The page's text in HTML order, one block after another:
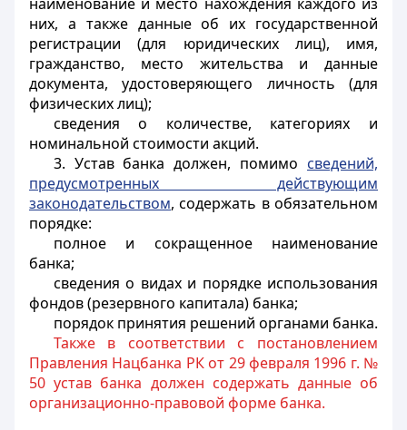
них, а также данные об их государственной
регистрации (для юридических лиц), имя,
гражданство, место жительства и данные
документа, удостоверяющего личность (для
физических лиц);
сведения о количестве, категориях и
номинальной стоимости акций.
3. Устав банка должен, помимо сведений,
предусмотренных действующим
законодательством, содержать в обязательном
порядке:
полное и сокращенное наименование
банка;
сведения о видах и порядке использования
фондов (резервного капитала) банка;
порядок принятия решений органами банка.
Также в соответствии с постановлением
Правления Нацбанка РК от 29 февраля 1996 г. №
50 устав банка должен содержать данные об
организационно-правовой форме банка.